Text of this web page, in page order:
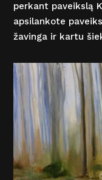
perkant paveikslą
apsilankote
žavinga ir kartu